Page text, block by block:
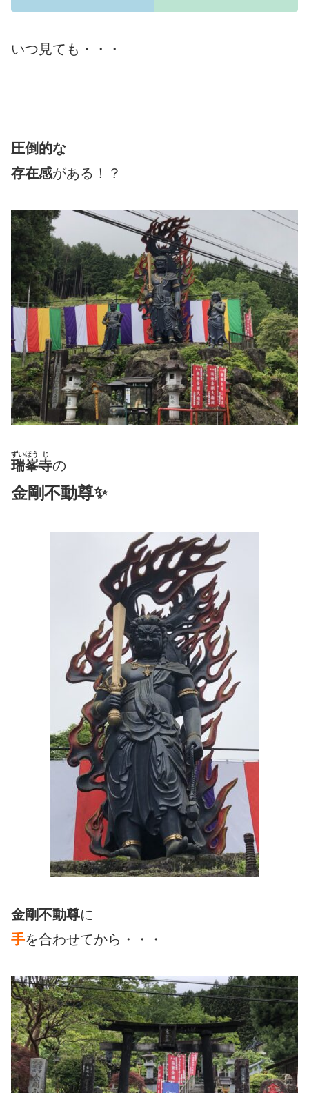
いつ見ても・・・
圧倒的な
存在感がある！？
瑞峯
ずいほう
寺
じ
の
金剛不動尊✨
金剛不動尊に
手を合わせてから・・・